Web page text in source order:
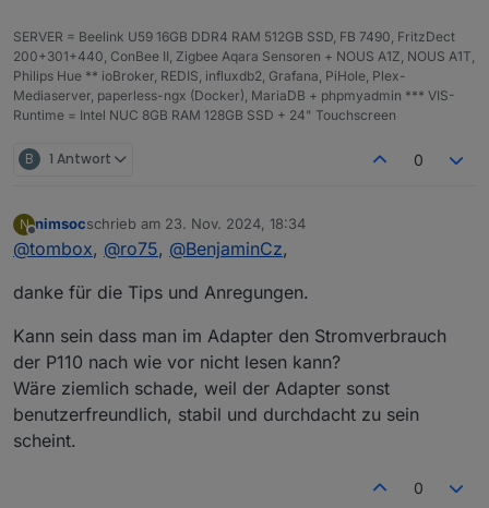
SERVER = Beelink U59 16GB DDR4 RAM 512GB SSD, FB 7490, FritzDect
200+301+440, ConBee II, Zigbee Aqara Sensoren + NOUS A1Z, NOUS A1T,
Philips Hue ** ioBroker, REDIS, influxdb2, Grafana, PiHole, Plex-
Mediaserver, paperless-ngx (Docker), MariaDB + phpmyadmin *** VIS-
Runtime = Intel NUC 8GB RAM 128GB SSD + 24" Touchscreen
B 1 Antwort 0
N
Offline
nimsocschrieb am 23. Nov. 2024, 18:34
zuletzt editiert von
@tombox, @ro75, @BenjaminCz,
danke für die Tips und Anregungen.
Kann sein dass man im Adapter den Stromverbrauch
der P110 nach wie vor nicht lesen kann?
Wäre ziemlich schade, weil der Adapter sonst
benutzerfreundlich, stabil und durchdacht zu sein
scheint.
0